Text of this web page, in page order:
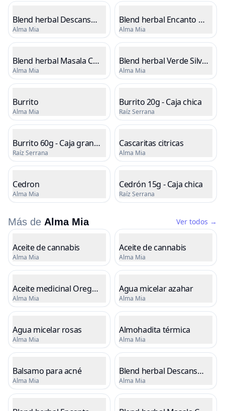
Listado de productos
Blend herbal Descanso del Monte
Alma Mia
Cargando precio
Blend herbal Encanto
Alma Mia
Cargando precio
Blend herbal Masala Chai
Alma Mia
Cargando precio
Blend herbal Verde Silvestre
Alma Mia
Cargando precio
Burrito
Alma Mia
Cargando precio
Burrito 20g - Caja chica
Raíz Serrana
Cargando precio
Burrito 60g - Caja grande
Raíz Serrana
Cargando precio
Cascaritas citricas
Alma Mia
Cargando precio
Cedron
Alma Mia
Cargando precio
Cedrón 15g - Caja chica
Raíz Serrana
Cargando precio
Más de Alma Mia Ver todos →
Listado de productos
Aceite de cannabis
Alma Mia
Cargando precio
Aceite de cannabis
Alma Mia
Cargando precio
Aceite medicinal Oregano
Alma Mia
Cargando precio
Agua micelar azahar
Alma Mia
Cargando precio
Agua micelar rosas
Alma Mia
Cargando precio
Almohadita térmica
Alma Mia
Cargando precio
Balsamo para acné
Alma Mia
Cargando precio
Blend herbal Descanso del
Alma Mia
Cargando precio